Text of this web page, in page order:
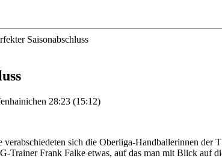
Saisonabschluss
28:23 (15:12)
sich die Oberliga-Handballerinnen
Trainer Frank Falke etwas, auf das man mit Blick auf